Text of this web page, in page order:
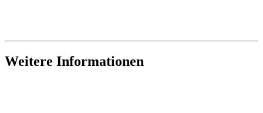
Weitere Informationen